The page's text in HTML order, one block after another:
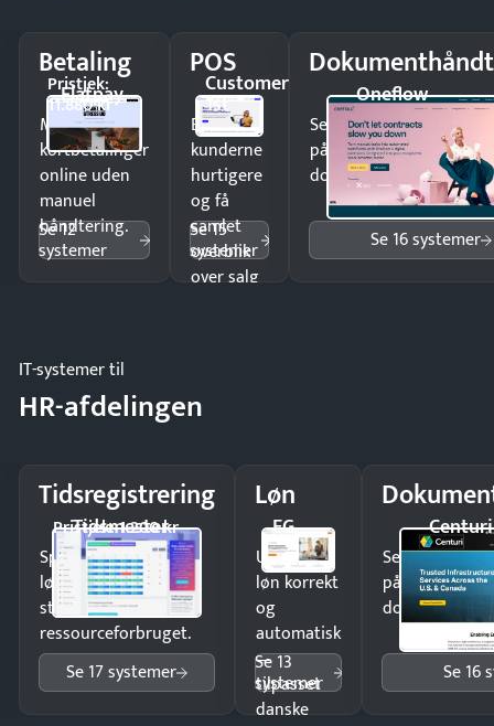
Betaling
Flatpay
Pristjek:
11.880 kr
Modtag
kortbetalinger
online uden
manuel
håndtering.
Se 12
systemer
POS
Customer
1st
Ekspedér
kunderne
hurtigere
og få
samlet
overblik
over salg
Se 15
systemer
Oneflow
Send kontrakter til
på minutter og mist
dokumenter.
Se 16 systemer
IT-systemer til
HR-afdelingen
Tidsregistrering
Tidsmester
Pristjek: 1.200 kr
Spar tid på
lønberegning og få
styr på
ressourceforbruget.
Se 17 systemer
Løn
EG
Udbetal
løn korrekt
og
automatisk
—
tilpasset
danske
Se 13
systemer
Centuri
Send
på minutter
dokumenter.
Se 16